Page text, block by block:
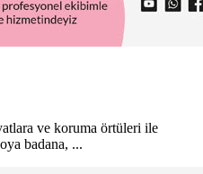
ve koruma örtüleri ile
badana, ...